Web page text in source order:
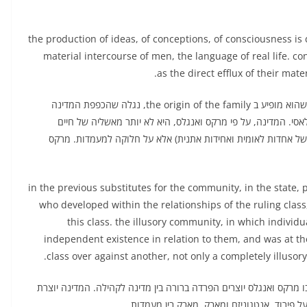
the production of ideas, of conceptions, of consciousness
material intercourse of men, the language of real life.
אם נחזור לדיון של אנגלס בסוגיית המעמד מול המדינה כפי שהוא מופיע ב the origin of the family, נגלה שהכפפת המדינה
המדינה, על פי מרקס ואנגלס, היא לא יותר מאשליה של חיים
אחדות לאומית ואחידות אתנית) אלא על חלוקה למעמדות. מרקס
in the previous substitutes for the community, in the state,
who developed within the relationships of the ruling
this class. the illusory community, in which
independent existence in relation to them, and was at
class over against another, not only a completely
ואנגלס יוצרים הפרדה ברורה בין מדינה לקהילה. המדינה יוצרת